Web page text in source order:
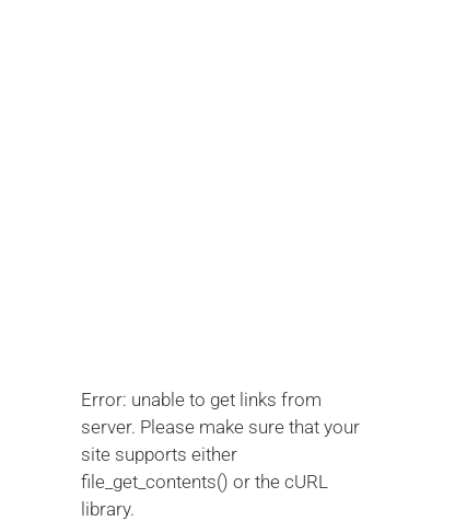
Error: unable to get links from
server. Please make sure that your
site supports either
file_get_contents() or the cURL
library.